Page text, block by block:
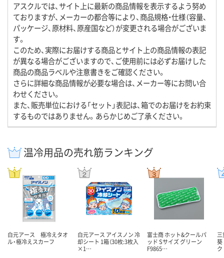
アスクルでは、サイト上に最新の商品情報を表示するよう努め
ておりますが、メーカーの都合等により、商品規格・仕様（容量、
パッケージ、原材料、原産国など）が変更される場合がございま
す。
このため、実際にお届けする商品とサイト上の商品情報の表記
が異なる場合がございますので、ご使用前には必ずお届けした
商品の商品ラベルや注意書きをご確認ください。
さらに詳細な商品情報が必要な場合は、メーカー等にお問い合
わせください。
また、販売単位における「セット」表記は、箱でのお届けをお約束
するものではありません。あらかじめご了承ください。
温冷用品の売れ筋ランキング
白元アース 極冷えタオ
ル・極冷えスカーフ
白元アース アイスノン 冷
却シート 1箱（30枚:3枚入
×1…
富士商 ホット&クールパ
ッド Sサイズ グリーン
F9865…
三
葵